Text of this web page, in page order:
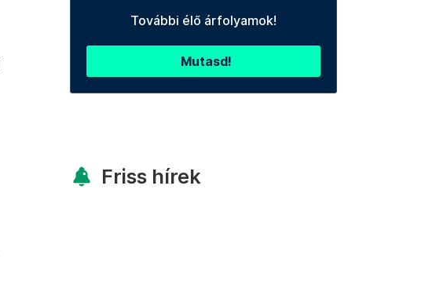
További élő árfolyamok!
Mutasd!
Friss hírek